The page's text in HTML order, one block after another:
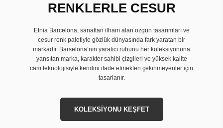
RENKLERLE CESUR
Etnia Barcelona, sanattan ilham alan özgün tasarımları ve
cesur renk paletiyle gözlük dünyasında fark yaratan bir
markadır. Barselona’nın yaratıcı ruhunu her koleksiyonuna
yansıtan marka, karakter sahibi çizgileri ve yüksek kalite
cam teknolojisiyle kendini ifade etmekten çekinmeyenler için
tasarlanır.
KOLEKSİYONU KEŞFET